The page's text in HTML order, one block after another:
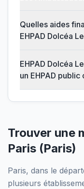
Quelles aides
EHPAD Dolcéa
EHPAD Dolcéa
un EHPAD public
Trouver une
Paris (Paris)
Paris, dans le
plusieurs